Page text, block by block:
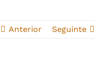
Anterior Seguinte